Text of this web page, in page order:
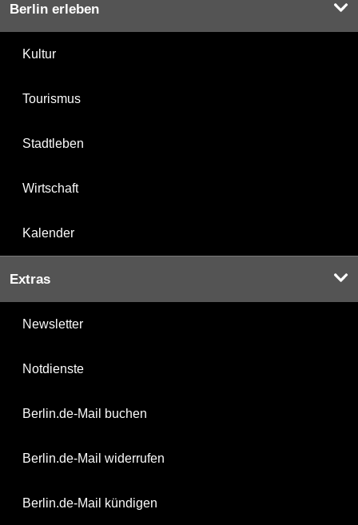
Berlin erleben
Kultur
Tourismus
Stadtleben
Wirtschaft
Kalender
Extras
Newsletter
Notdienste
Berlin.de-Mail buchen
Berlin.de-Mail widerrufen
Berlin.de-Mail kündigen